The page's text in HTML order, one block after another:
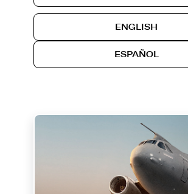
ENGLISH
ESPAÑOL